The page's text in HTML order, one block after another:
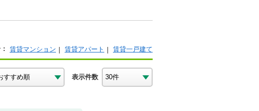
賃貸マンション 賃貸アパート 賃貸一戸建て
表示件数